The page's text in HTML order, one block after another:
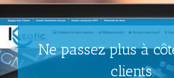
Ne passez plus à
clients.